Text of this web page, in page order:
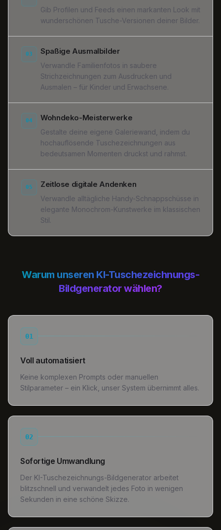
Gib Profilen und Feeds einen markanten Look mit
wunderschönen Tusche-Versionen deiner Bilder.
03 Spaßige Ausmalbilder
Verwandle Familienfotos in saubere
Strichzeichnungen zum Ausdrucken und
Ausmalen – für Kinder und Erwachsene.
04 Wohndeko-Meisterwerke
Gestalte deine eigene Galeriewand, indem du
hochauflösende Tuschezeichnungen aus
bedeutsamen Momenten druckst und rahmst.
05 Zeitlose digitale Andenken
Verwandle alltägliche Handy-Schnappschüsse in
elegante Monochrom-Kunstwerke im klassischen
Stil.
Warum unseren KI-Tuschezeichnungs-
Bildgenerator wählen?
01
Voll automatisiert
Keine komplexen Prompts oder manuellen
Stilparameter – ein Klick, unser System übernimmt alles.
02
Sofortige Umwandlung
Der KI-Tuschezeichnungs-Bildgenerator arbeitet
blitzschnell und verwandelt jedes Foto in wenigen
Sekunden in eine schöne Skizze.